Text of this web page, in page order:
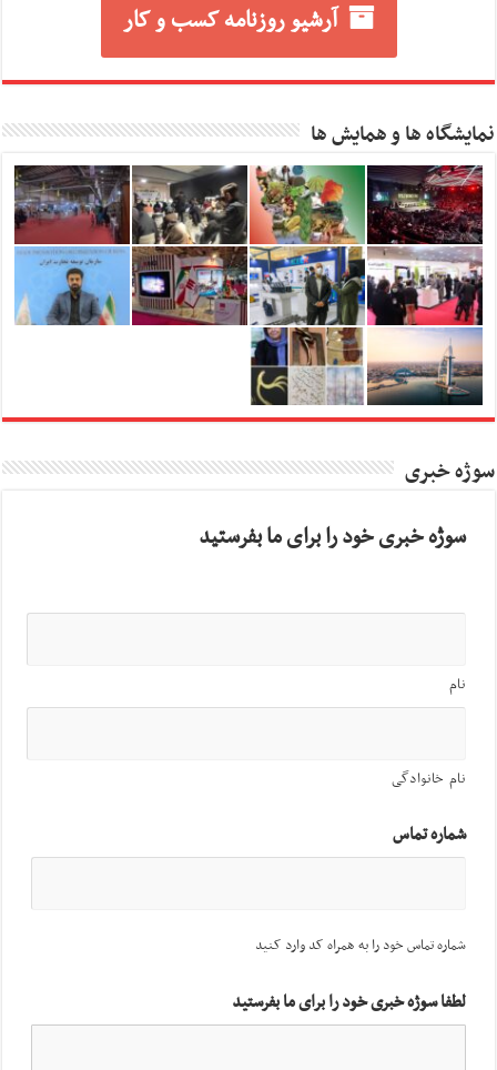
آرشیو روزنامه کسب و کار
نمایشگاه ها و همایش ها
سوژه خبری
سوژه خبری خود را برای ما بفرستید
نام
نام خانوادگی
شماره تماس
شماره تماس خود را به همراه کد وارد کنید
لطفا سوژه خبری خود را برای ما بفرستید